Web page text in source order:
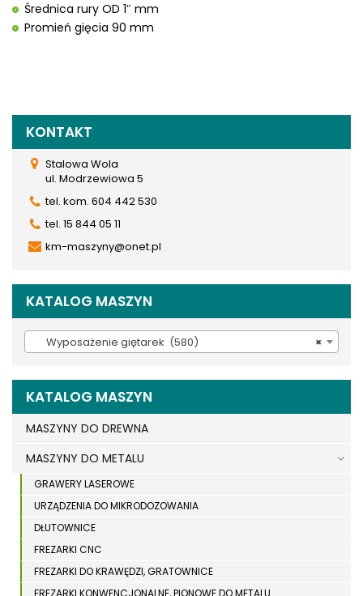
Średnica rury OD 1″ mm
Promień gięcia 90 mm
KONTAKT
Stalowa Wola
ul. Modrzewiowa 5
tel. kom. 604 442 530
tel. 15 844 05 11
km-maszyny@onet.pl
KATALOG MASZYN
×
Wyposażenie giętarek (580)
KATALOG MASZYN
MASZYNY DO DREWNA
MASZYNY DO METALU
GRAWERY LASEROWE
URZĄDZENIA DO MIKRODOZOWANIA
DŁUTOWNICE
FREZARKI CNC
FREZARKI DO KRAWĘDZI, GRATOWNICE
FREZARKI KONWENCJONALNE, PIONOWE DO METALU